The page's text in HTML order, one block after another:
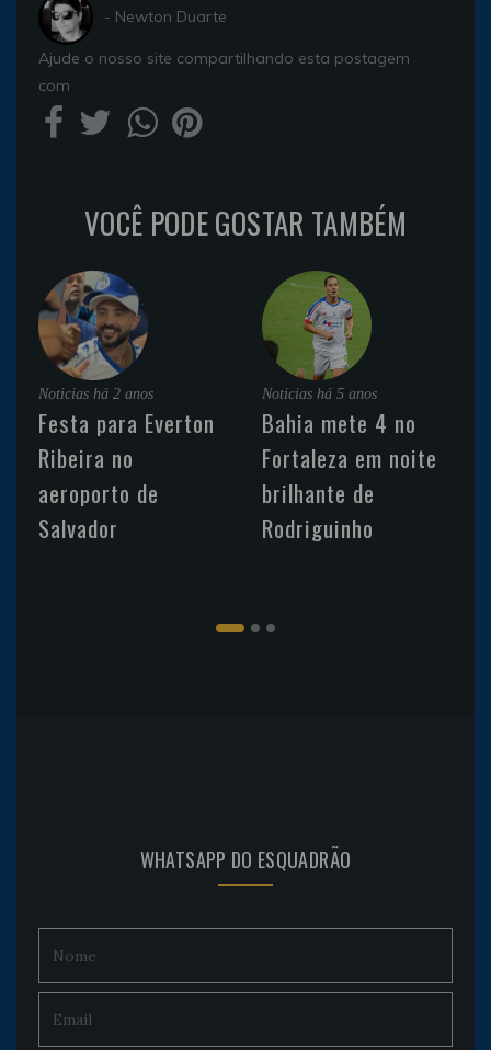
- Newton Duarte
Ajude o nosso site compartilhando esta postagem
com
VOCÊ PODE GOSTAR TAMBÉM
Noticias há 2 anos
Festa para Everton
Ribeira no
aeroporto de
Salvador
Noticias há 5 anos
Bahia mete 4 no
Fortaleza em noite
brilhante de
Rodriguinho
WHATSAPP DO ESQUADRÃO